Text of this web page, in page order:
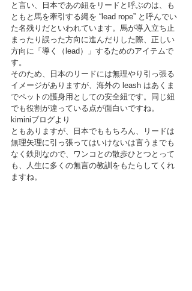
と言い、日本であの紐をリードと呼ぶのは、も
ともと馬を牽引する縄を “lead rope” と呼んでい
た名残りだといわれています。馬が導入立ち止
まったり誤った方向に進んだりした際、正しい
方向に「導く（lead）」するためのアイテムで
す。
そのため、日本のリードには無理やり引っ張る
イメージがありますが、海外の leash はあくま
でペットの護身用としての安全紐です。同じ紐
でも役割が違っている点が面白いですね。
kiminiブログより
ともありますが、日本でももちろん、リードは
無理矢理に引っ張ってはいけないは言うまでも
なく鉄則なので、ワンコとの散歩ひとつとって
も、人生に多くの無言の教訓をもたらしてくれ
ますね。